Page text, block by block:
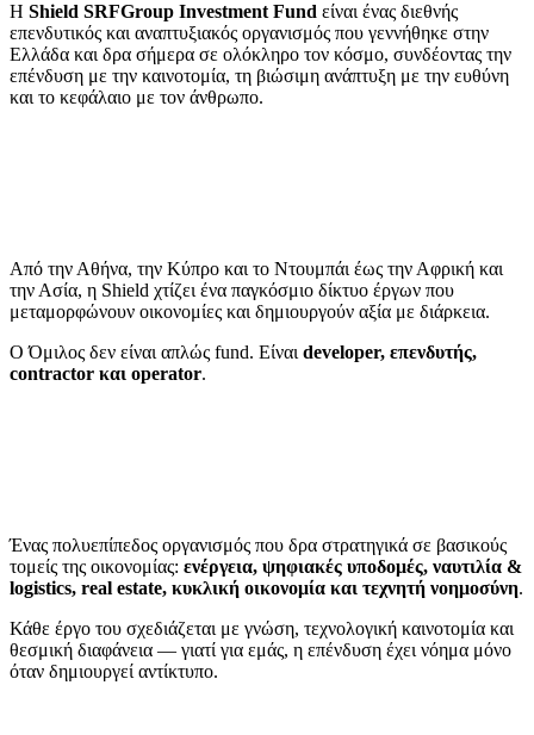
Η Shield SRFGroup Investment Fund είναι ένας διεθνής
επενδυτικός και αναπτυξιακός οργανισμός που γεννήθηκε στην
Ελλάδα και δρα σήμερα σε ολόκληρο τον κόσμο, συνδέοντας την
επένδυση με την καινοτομία, τη βιώσιμη ανάπτυξη με την ευθύνη
και το κεφάλαιο με τον άνθρωπο.
Από την Αθήνα, την Κύπρο και το Ντουμπάι έως την Αφρική και
την Ασία, η Shield χτίζει ένα παγκόσμιο δίκτυο έργων που
μεταμορφώνουν οικονομίες και δημιουργούν αξία με διάρκεια.
Ο Όμιλος δεν είναι απλώς fund. Είναι developer, επενδυτής,
contractor και operator.
Ένας πολυεπίπεδος οργανισμός που δρα στρατηγικά σε βασικούς
τομείς της οικονομίας: ενέργεια, ψηφιακές υποδομές, ναυτιλία &
logistics, real estate, κυκλική οικονομία και τεχνητή νοημοσύνη.
Κάθε έργο του σχεδιάζεται με γνώση, τεχνολογική καινοτομία και
θεσμική διαφάνεια — γιατί για εμάς, η επένδυση έχει νόημα μόνο
όταν δημιουργεί αντίκτυπο.